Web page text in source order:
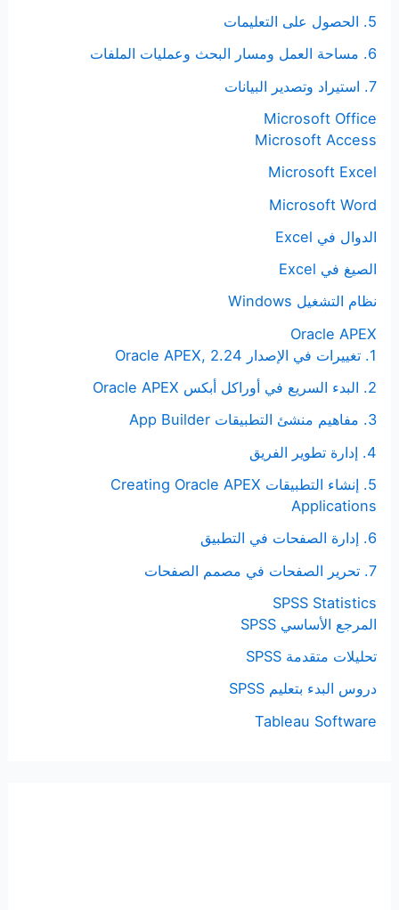
5. الحصول على التعليمات
6. مساحة العمل ومسار البحث وعمليات الملفات
7. استيراد وتصدير البيانات
Microsoft Office
Microsoft Access
Microsoft Excel
Microsoft Word
الدوال في Excel
الصيغ في Excel
نظام التشغيل Windows
Oracle APEX
1. تغييرات في الإصدار Oracle APEX, 2.24
2. البدء السريع في أوراكل أبكس Oracle APEX
3. مفاهيم منشئ التطبيقات App Builder
4. إدارة تطوير الفريق
5. إنشاء التطبيقات Creating Oracle APEX
Applications
6. إدارة الصفحات في التطبيق
7. تحرير الصفحات في مصمم الصفحات
SPSS Statistics
المرجع الأساسي SPSS
تحليلات متقدمة SPSS
دروس البدء بتعليم SPSS
Tableau Software